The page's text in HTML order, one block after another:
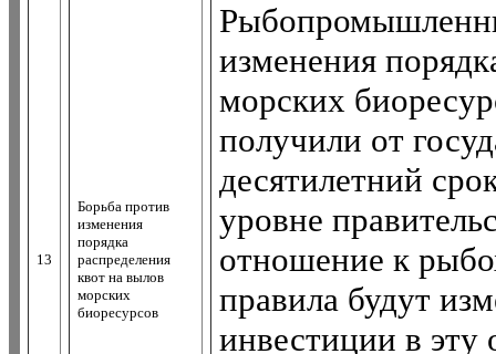
13
Борьба против
изменения
порядка
распределения
квот на вылов
морских
биоресурсов
изменения
морских
получили от
десятилетний
уровне
отношение к
правила будут
инвестиции в